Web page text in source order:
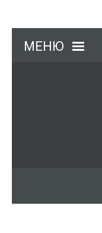
МЕНЮ